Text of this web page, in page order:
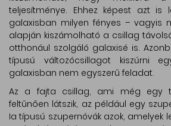
teljesítménye. Ehhez képest azt is
galaxisban milyen fényes – vagyis
alapján kiszámolható a csillag
otthonául szolgáló galaxisé is.
típusú változócsillagot kiszúrni
galaxisban nem egyszerű feladat.
Az a fajta csillag, ami még egy
feltűnően látszik, az például egy
Ia típusú szupernóvák azok, amelyek